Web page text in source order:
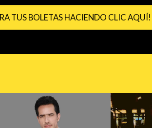
TUS BOLETAS HACIENDO CLIC AQUÍ!